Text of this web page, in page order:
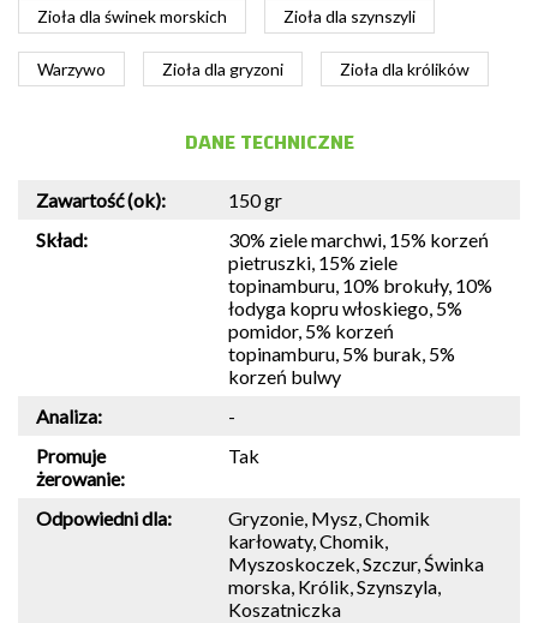
Zioła dla świnek morskich Zioła dla szynszyli
Warzywo Zioła dla gryzoni Zioła dla królików
DANE TECHNICZNE
Zawartość (ok):
150 gr
Skład:
30% ziele marchwi, 15% korzeń
pietruszki, 15% ziele
topinamburu, 10% brokuły, 10%
łodyga kopru włoskiego, 5%
pomidor, 5% korzeń
topinamburu, 5% burak, 5%
korzeń bulwy
Analiza:
-
Promuje
żerowanie:
Tak
Odpowiedni dla:
Gryzonie, Mysz, Chomik
karłowaty, Chomik,
Myszoskoczek, Szczur, Świnka
morska, Królik, Szynszyla,
Koszatniczka